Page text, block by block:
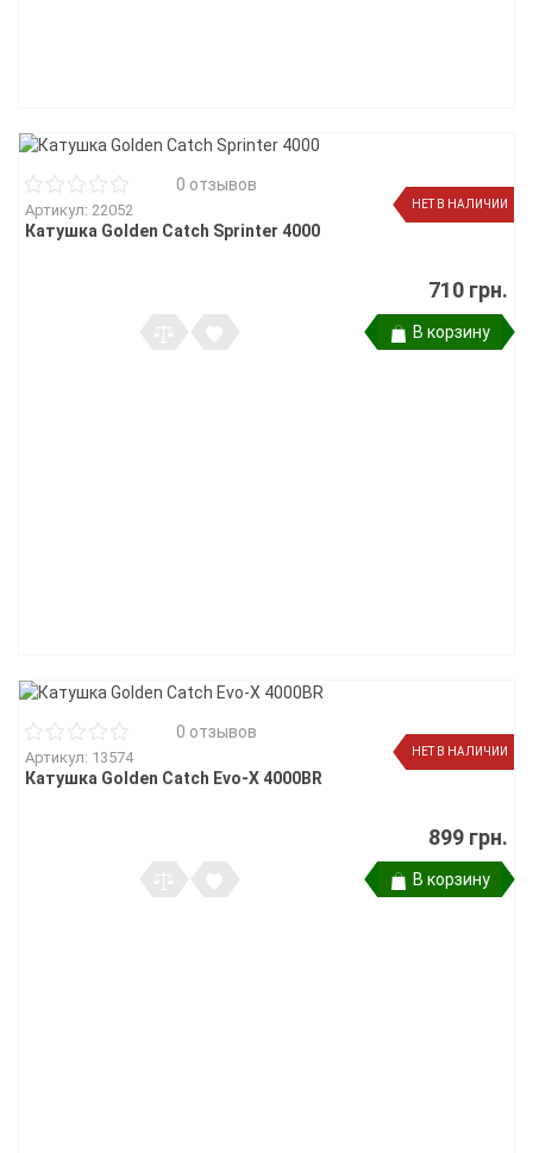
НЕТ В НАЛИЧИИ
0 отзывов
Артикул: 22052
Катушка Golden Catch Sprinter 4000
710 грн.
В корзину
НЕТ В НАЛИЧИИ
0 отзывов
Артикул: 13574
Катушка Golden Catch Evo-X 4000BR
899 грн.
В корзину